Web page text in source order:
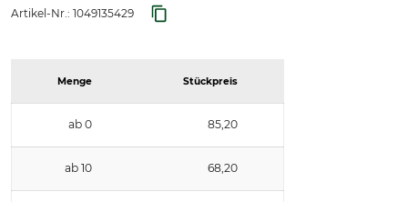
Artikel-Nr.: 1049135429
Menge Stückpreis
ab 0 85,20
ab 10 68,20